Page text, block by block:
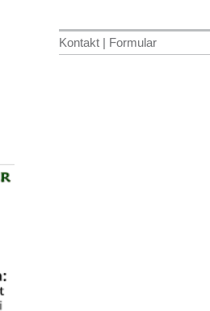
Kontakt | Formular